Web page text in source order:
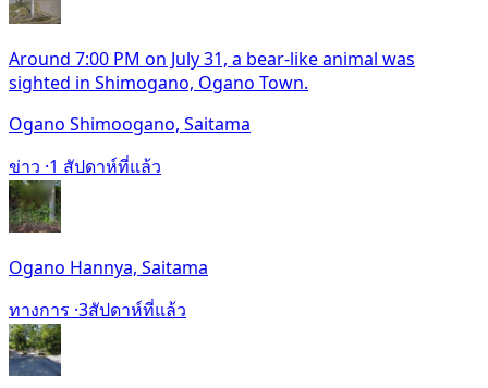
Around 7:00 PM on July 31, a bear-like animal was
sighted in Shimogano, Ogano Town.
Ogano Shimoogano, Saitama
ข่าว ·1 สัปดาห์ที่แล้ว
Ogano Hannya, Saitama
ทางการ ·3สัปดาห์ที่แล้ว